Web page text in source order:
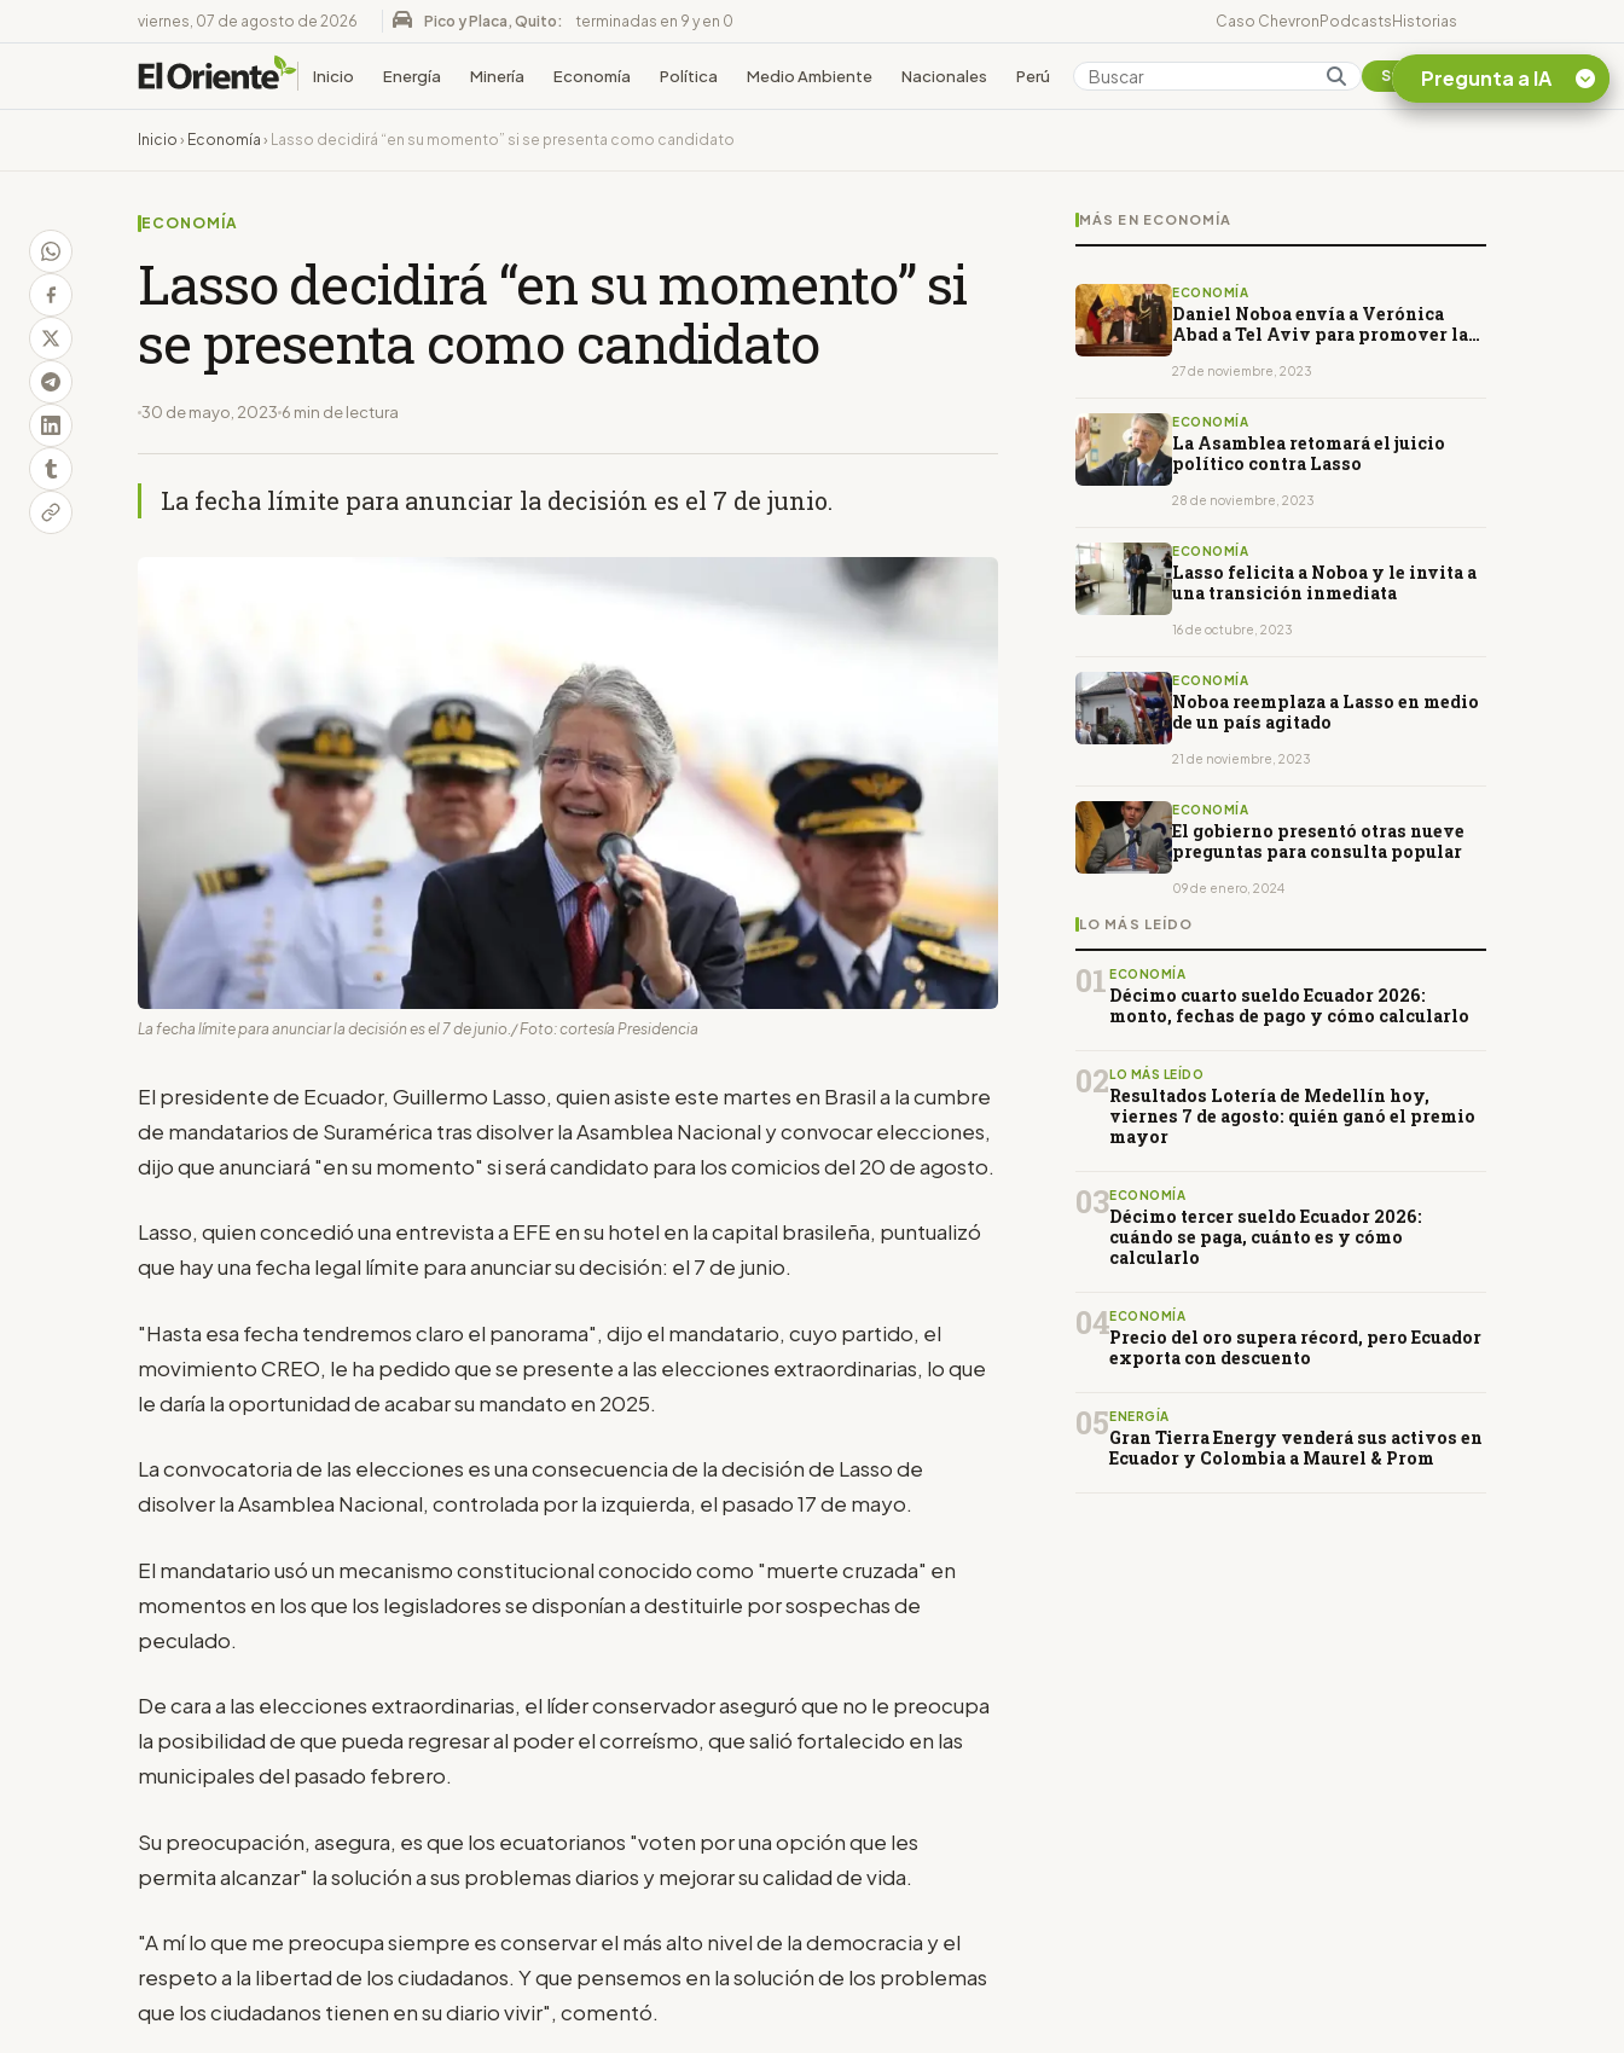
viernes, 07 de agosto de 2026 Pico y Placa, Quito: terminadas en 9 y en 0 Caso ChevronPodcastsHistorias
Inicio Energía Minería Economía Política Medio Ambiente Nacionales Perú Colombia Suscribirse
Inicio › Economía › Lasso decidirá “en su momento” si se presenta como candidato
ECONOMÍA
Lasso decidirá “en su momento” si
se presenta como candidato
30 de mayo, 2023 6 min de lectura
La fecha límite para anunciar la decisión es el 7 de junio.
La fecha límite para anunciar la decisión es el 7 de junio./ Foto: cortesía Presidencia
El presidente de Ecuador, Guillermo Lasso, quien asiste este martes en Brasil a la cumbre
de mandatarios de Suramérica tras disolver la Asamblea Nacional y convocar elecciones,
dijo que anunciará "en su momento" si será candidato para los comicios del 20 de agosto.
Lasso, quien concedió una entrevista a EFE en su hotel en la capital brasileña, puntualizó
que hay una fecha legal límite para anunciar su decisión: el 7 de junio.
"Hasta esa fecha tendremos claro el panorama", dijo el mandatario, cuyo partido, el
movimiento CREO, le ha pedido que se presente a las elecciones extraordinarias, lo que
le daría la oportunidad de acabar su mandato en 2025.
La convocatoria de las elecciones es una consecuencia de la decisión de Lasso de
disolver la Asamblea Nacional, controlada por la izquierda, el pasado 17 de mayo.
El mandatario usó un mecanismo constitucional conocido como "muerte cruzada" en
momentos en los que los legisladores se disponían a destituirle por sospechas de
peculado.
De cara a las elecciones extraordinarias, el líder conservador aseguró que no le preocupa
la posibilidad de que pueda regresar al poder el correísmo, que salió fortalecido en las
municipales del pasado febrero.
Su preocupación, asegura, es que los ecuatorianos "voten por una opción que les
permita alcanzar" la solución a sus problemas diarios y mejorar su calidad de vida.
"A mí lo que me preocupa siempre es conservar el más alto nivel de la democracia y el
respeto a la libertad de los ciudadanos. Y que pensemos en la solución de los problemas
que los ciudadanos tienen en su diario vivir", comentó.
MÁS EN ECONOMÍA
ECONOMÍA
Daniel Noboa envía a Verónica
Abad a Tel Aviv para promover la
27 de noviembre, 2023
ECONOMÍA
La Asamblea retomará el juicio
político contra Lasso
28 de noviembre, 2023
ECONOMÍA
Lasso felicita a Noboa y le invita a
una transición inmediata
16 de octubre, 2023
ECONOMÍA
Noboa reemplaza a Lasso en medio
de un país agitado
21 de noviembre, 2023
ECONOMÍA
El gobierno presentó otras nueve
preguntas para consulta popular
09 de enero, 2024
LO MÁS LEÍDO
01 ECONOMÍA
Décimo cuarto sueldo Ecuador 2026:
monto, fechas de pago y cómo calcularlo
02 LO MÁS LEÍDO
Resultados Lotería de Medellín hoy,
viernes 7 de agosto: quién ganó el premio
mayor
03ECONOMÍA
Décimo tercer sueldo Ecuador 2026:
cuándo se paga, cuánto es y cómo
calcularlo
04ECONOMÍA
Precio del oro supera récord, pero Ecuador
exporta con descuento
05 ENERGÍA
Gran Tierra Energy venderá sus activos en
Ecuador y Colombia a Maurel & Prom
Pregunta a IA
¿En que consiste la